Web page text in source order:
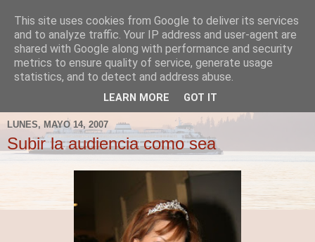
Fergus el Destructor
Blog sobre lo que le apetece escribir a Fergus, en el caso
de que le apetezca escribir.
LUNES, MAYO 14, 2007
Subir la audiencia como sea
This site uses cookies from Google to deliver its services
and to analyze traffic. Your IP address and user-agent are
shared with Google along with performance and security
metrics to ensure quality of service, generate usage
statistics, and to detect and address abuse.
LEARN MORE GOT IT